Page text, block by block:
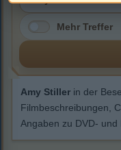
Mehr Treffer
Amy Stiller in der
Filmbeschreibungen,
Angaben zu DVD-